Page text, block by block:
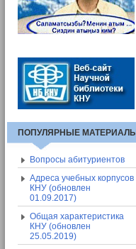
ПОПУЛЯРНЫЕ МАТЕРИАЛЫ
Вопросы абитуриентов
Адреса учебных корпусов
КНУ (обновлен
01.09.2017)
Общая характеристика
КНУ (обновлен
25.05.2019)